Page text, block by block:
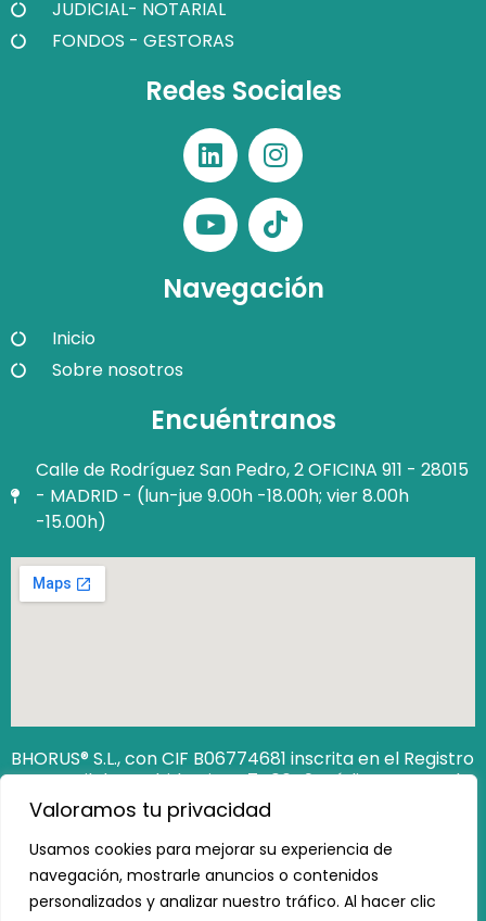
Valoramos tu privacidad
Usamos cookies para mejorar su experiencia de
navegación, mostrarle anuncios o contenidos
personalizados y analizar nuestro tráfico. Al hacer clic
JUDICIAL- NOTARIAL
FONDOS - GESTORAS
Redes Sociales
Navegación
Inicio
Sobre nosotros
Encuéntranos
Calle de Rodríguez San Pedro, 2 OFICINA 911 - 28015
- MADRID - (lun-jue 9.00h -18.00h; vier 8.00h
-15.00h)
BHORUS® S.L., con CIF B06774681 inscrita en el Registro
Mercantil de Madrid Hoja M‐740649. Código Seguro de
Verificación (CSV): 12806538162473100
https://www.registradores.org/csv